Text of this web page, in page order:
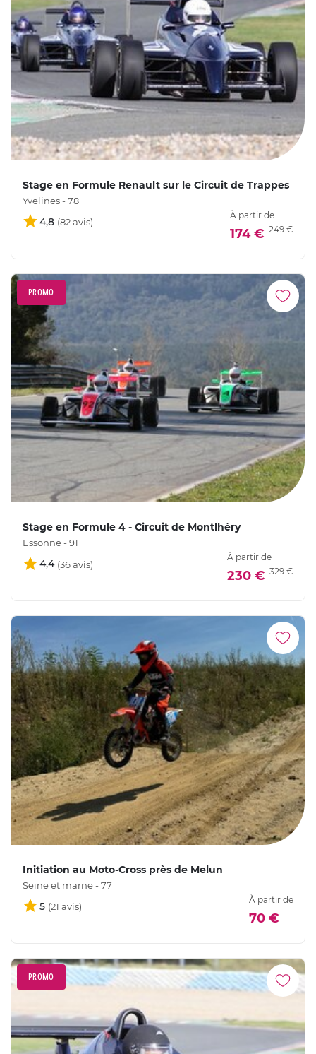
Stage en Formule Renault sur le Circuit de Trappes
Yvelines - 78
4,8
À partir de
174 € 249 €
PROMO
Stage en Formule 4 - Circuit de Montlhéry
Essonne - 91
4,4
À partir de
230 € 329 €
Initiation au Moto-Cross près de Melun
Seine et marne - 77
5
À partir de
70 €
PROMO